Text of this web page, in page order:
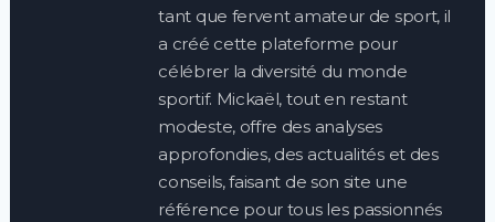
tant que fervent amateur de sport, il
a créé cette plateforme pour
célébrer la diversité du monde
sportif. Mickaël, tout en restant
modeste, offre des analyses
approfondies, des actualités et des
conseils, faisant de son site une
référence pour tous les passionnés